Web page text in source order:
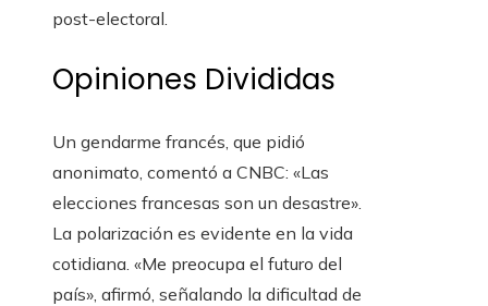
post-electoral.
Opiniones Divididas
Un gendarme francés, que pidió
anonimato, comentó a CNBC: «Las
elecciones francesas son un desastre».
La polarización es evidente en la vida
cotidiana. «Me preocupa el futuro del
país», afirmó, señalando la dificultad de